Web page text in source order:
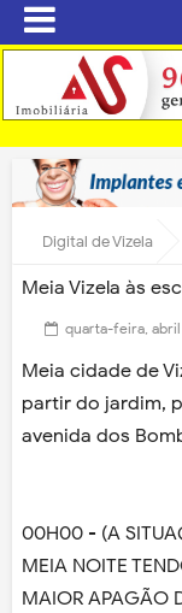
Digital de Vizela
Meia Vizela às
quarta-feira, abril
Meia cidade de
partir do jardim,
avenida dos
00H00 - (A
MEIA NOITE
MAIOR APAGÃO